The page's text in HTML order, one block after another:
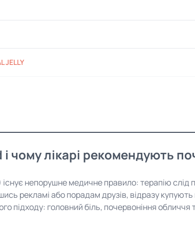
JELLY
чому лікарі рекомендують
існує непорушне медичне правило: терапію слід
рекламі або порадам друзів, відразу
підходу: головний біль, почервоніння